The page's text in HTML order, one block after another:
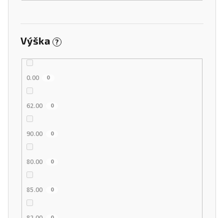
Výška ?
0.00 0
62.00 0
90.00 0
80.00 0
85.00 0